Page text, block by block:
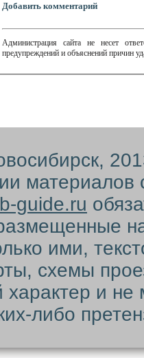
Добавить комментарий
Администрация сайта не несет
предупреждений и объяснений причин
материалов
guide.ru
ими,
схемы
характер и
либо